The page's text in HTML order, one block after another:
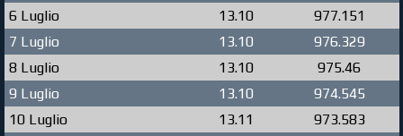
6 Luglio
13.10
977.151
7 Luglio
13.10
976.329
8 Luglio
13.10
975.46
9 Luglio
13.10
974.545
10 Luglio
13.11
973.583